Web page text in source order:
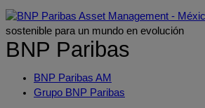
sostenible para un mundo en evolución
BNP Paribas
BNP Paribas AM
Grupo BNP Paribas